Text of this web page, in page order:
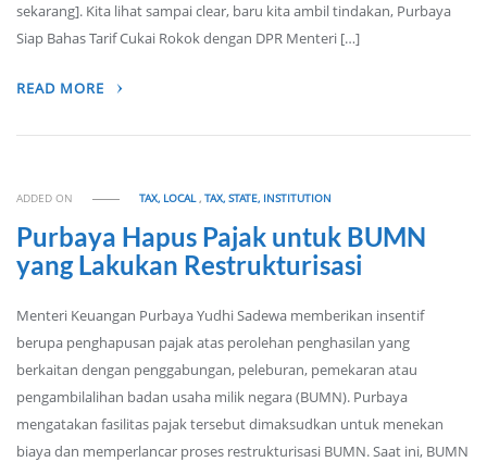
sekarang]. Kita lihat sampai clear, baru kita ambil tindakan, Purbaya
Siap Bahas Tarif Cukai Rokok dengan DPR Menteri […]
READ MORE
ADDED ON TAX, LOCAL,TAX, STATE, INSTITUTION
Purbaya Hapus Pajak untuk BUMN
yang Lakukan Restrukturisasi
Menteri Keuangan Purbaya Yudhi Sadewa memberikan insentif
berupa penghapusan pajak atas perolehan penghasilan yang
berkaitan dengan penggabungan, peleburan, pemekaran atau
pengambilalihan badan usaha milik negara (BUMN). Purbaya
mengatakan fasilitas pajak tersebut dimaksudkan untuk menekan
biaya dan memperlancar proses restrukturisasi BUMN. Saat ini, BUMN